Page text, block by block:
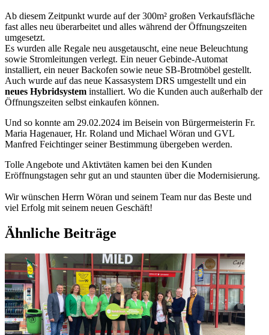
Ab diesem Zeitpunkt wurde auf der 300m² großen Verkaufsfläche
fast alles neu überarbeitet und alles während der Öffnungszeiten
umgesetzt.
Es wurden alle Regale neu ausgetauscht, eine neue Beleuchtung
sowie Stromleitungen verlegt. Ein neuer Gebinde-Automat
installiert, ein neuer Backofen sowie neue SB-Brotmöbel gestellt.
Auch wurde auf das neue Kassasystem DRS umgestellt und ein
neues Hybridsystem installiert. Wo die Kunden auch außerhalb der
Öffnungszeiten selbst einkaufen können.
Und so konnte am 29.02.2024 im Beisein von Bürgermeisterin Fr.
Maria Hagenauer, Hr. Roland und Michael Wöran und GVL
Manfred Feichtinger seiner Bestimmung übergeben werden.
Tolle Angebote und Aktivtäten kamen bei den Kunden
Eröffnungstagen sehr gut an und staunten über die Modernisierung.
Wir wünschen Herrn Wöran und seinem Team nur das Beste und
viel Erfolg mit seinem neuen Geschäft!
Ähnliche Beiträge